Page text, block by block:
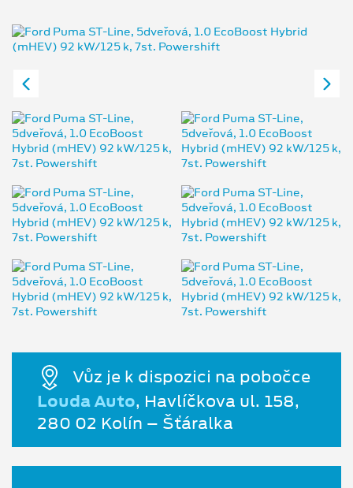
Vůz je k dispozici na pobočce
Louda Auto, Havlíčkova ul. 158,
280 02 Kolín – Šťáralka